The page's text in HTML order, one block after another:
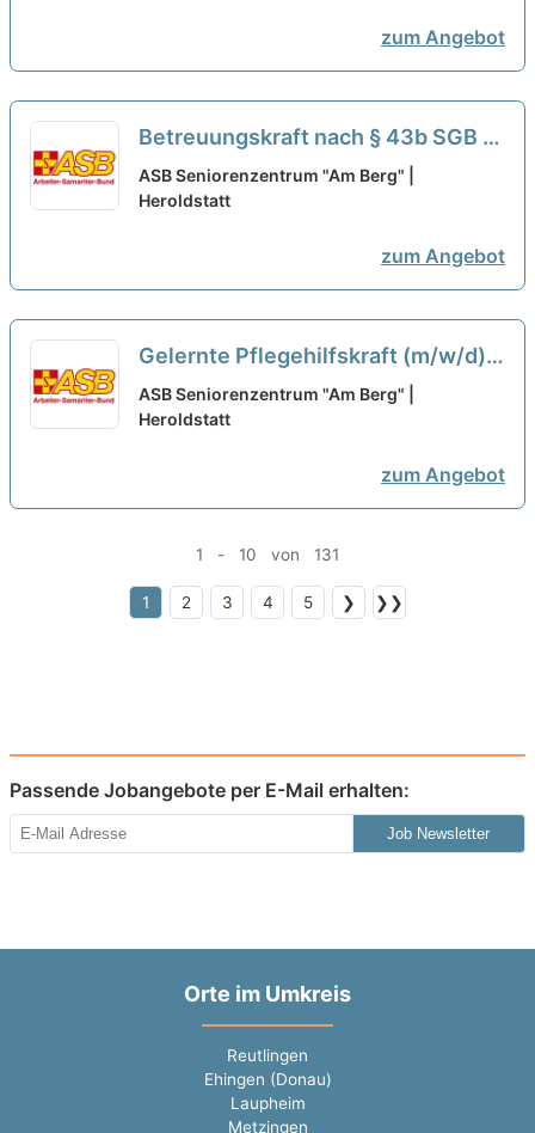
zum Angebot
Betreuungskraft nach § 43b SGB XI
(m/w/d) in Teilzeit - Wir suchen
Zuwachs in unserem Team!
ASB Seniorenzentrum "Am Berg" |
Heroldstatt
zum Angebot
Gelernte Pflegehilfskraft (m/w/d)
in Teilzeit - Hier kannst Du
durchstarten!
ASB Seniorenzentrum "Am Berg" |
Heroldstatt
zum Angebot
1 - 10 von 131
1 2 3 4 5 ❯ ❯❯
Passende Jobangebote per E-Mail erhalten:
Job Newsletter
Orte im Umkreis
Reutlingen
Ehingen (Donau)
Laupheim
Metzingen